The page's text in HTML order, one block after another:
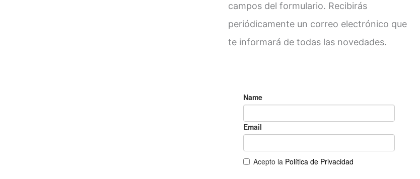
campos del formulario. Recibirás
periódicamente un correo electrónico que
te informará de todas las novedades.